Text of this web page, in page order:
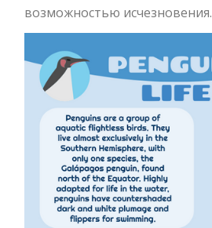
возможностью исчезновения.